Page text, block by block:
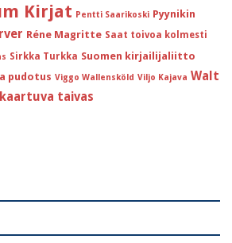
Kirjat Pentti Saarikoski Pyynikin
Réne Magritte Saat toivoa kolmesti
Sirkka Turkka Suomen kirjailijaliitto
pudotus Viggo Wallensköld Viljo Kajava Walt
taivas